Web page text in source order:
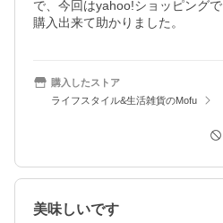
で、今回はyahoo!ショッピングで
購入出来て助かりました。
購入したストア
ライフスタイル&生活雑貨のMofu
美味しいです